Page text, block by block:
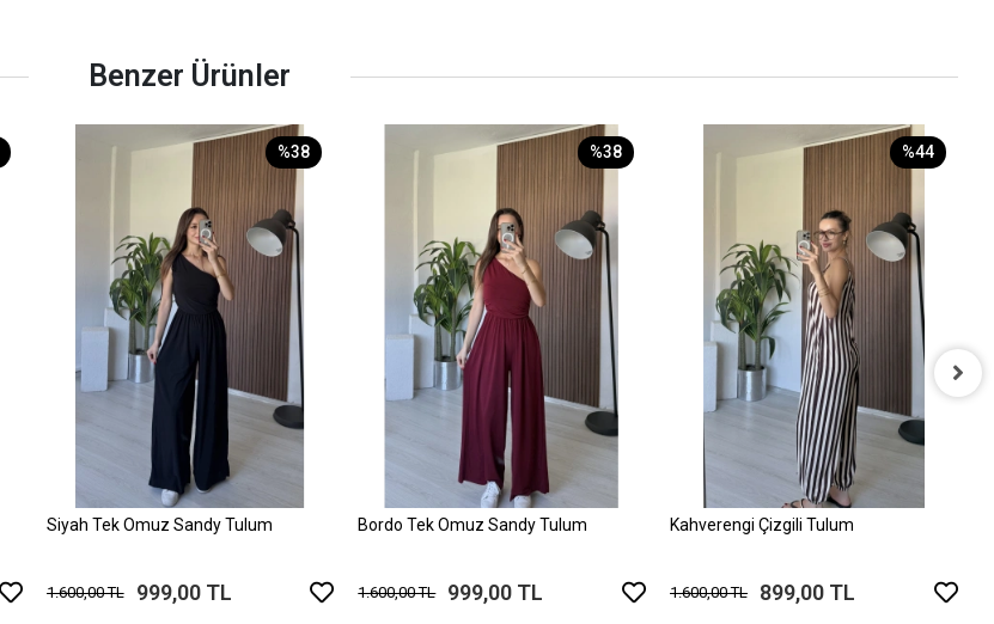
Benzer Ürünler
%38
Siyah Tek Omuz Sandy Tulum
1.600,00 TL 999,00 TL
%38
Bordo Tek Omuz Sandy Tulum
1.600,00 TL 999,00 TL
%44
Kahverengi Çizgili Tulum
1.600,00 TL 899,00 TL